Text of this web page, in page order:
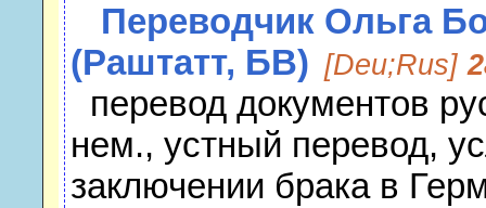
Переводчик Ольга
(Раштатт, БВ) [Deu;Rus]
перевод документов
нем., устный перевод,
заключении брака в